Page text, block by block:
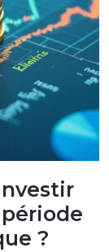
?